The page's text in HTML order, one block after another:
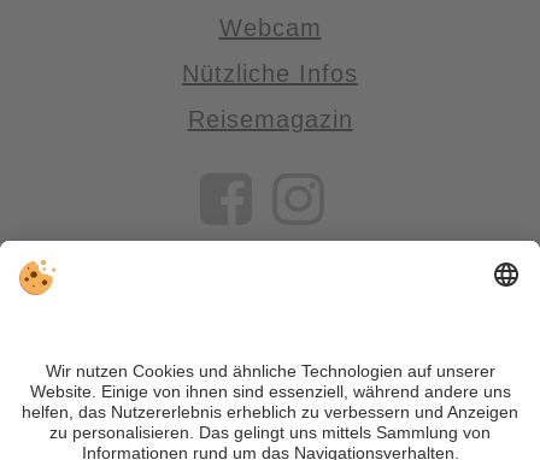
Webcam
Nützliche Infos
Reisemagazin
VIVOSüdtirol ist das Reiseportal für alle, die Südtirol nicht nur
besuchen, sondern wirklich erleben wollen – inklusive Tipps,
tollen Unterkünften und Angeboten.